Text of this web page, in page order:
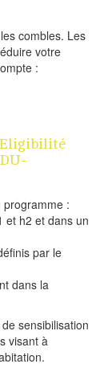
combles. Les
votre
:
programme :
et h2 et dans un
par le
dans la
sensibilisation
visant à